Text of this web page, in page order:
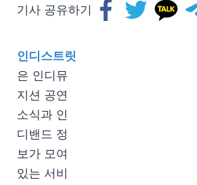
기사 공유하기
인디스트릿
은 인디뮤
지션 공연
소식과 인
디밴드 정
보가 모여
있는 서비